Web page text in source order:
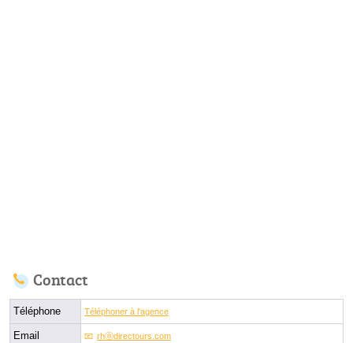
Contact
Téléphone Téléphoner à l'agence
Email rhⓐdirectours.com